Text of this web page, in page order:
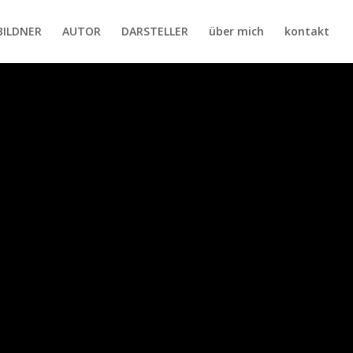
AUTOR DARSTELLER über mich kontakt